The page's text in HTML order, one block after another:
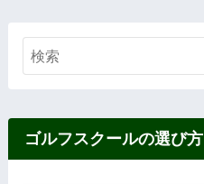
ゴルフスクールの選び方